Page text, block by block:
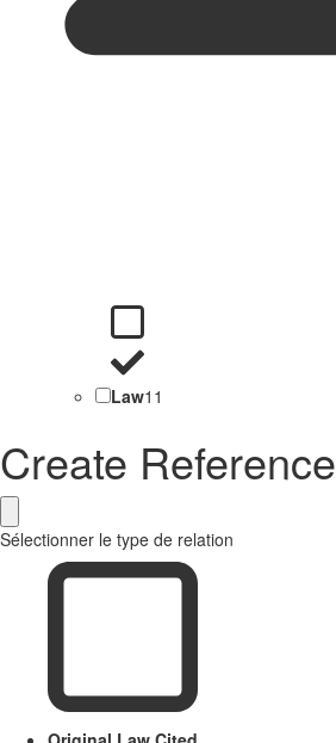
Law11
Create Reference
Sélectionner le type de relation